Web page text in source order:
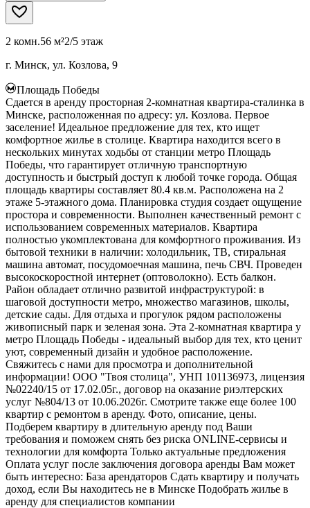
2 комн.56 м²2/5 этаж
г. Минск, ул. Козлова, 9
Площадь Победы
Сдается в аренду просторная 2-комнатная квартира-сталинка в
Минске, расположенная по адресу: ул. Козлова. Первое
заселение! Идеальное предложение для тех, кто ищет
комфортное жилье в столице. Квартира находится всего в
нескольких минутах ходьбы от станции метро Площадь
Победы, что гарантирует отличную транспортную
доступность и быстрый доступ к любой точке города. Общая
площадь квартиры составляет 80.4 кв.м. Расположена на 2
этаже 5-этажного дома. Планировка студия создает ощущение
простора и современности. Выполнен качественный ремонт с
использованием современных материалов. Квартира
полностью укомплектована для комфортного проживания. Из
бытовой техники в наличии: холодильник, ТВ, стиральная
машина автомат, посудомоечная машина, печь СВЧ. Проведен
высокоскоростной интернет (оптоволокно). Есть балкон.
Район обладает отлично развитой инфраструктурой: в
шаговой доступности метро, множество магазинов, школы,
детские сады. Для отдыха и прогулок рядом расположены
живописный парк и зеленая зона. Эта 2-комнатная квартира у
метро Площадь Победы - идеальный выбор для тех, кто ценит
уют, современный дизайн и удобное расположение.
Свяжитесь с нами для просмотра и дополнительной
информации! ООО "Твоя столица", УНП 101136973, лицензия
№02240/15 от 17.02.05г., договор на оказание риэлтерских
услуг №804/13 от 10.06.2026г. Смотрите также еще более 100
квартир с ремонтом в аренду. Фото, описание, цены.
Подберем квартиру в длительную аренду под Ваши
требования и поможем снять без риска ONLINE-сервисы и
технологии для комфорта Только актуальные предложения
Оплата услуг после заключения договора аренды Вам может
быть интересно: База арендаторов Сдать квартиру и получать
доход, если Вы находитесь не в Минске Подобрать жилье в
аренду для специалистов компании